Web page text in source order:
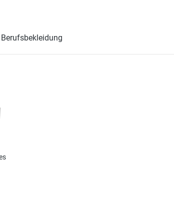
Berufsbekleidung